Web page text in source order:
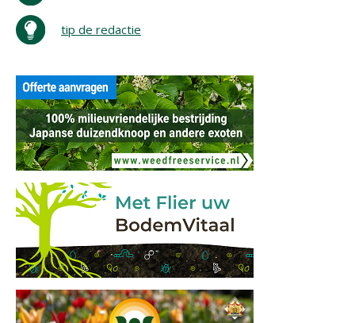
tip de redactie